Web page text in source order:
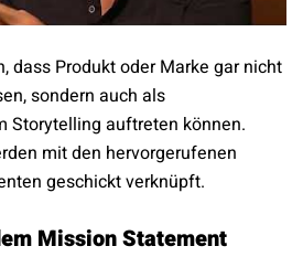
dass Produkt oder Marke gar nicht
sondern auch als
Storytelling auftreten können.
mit den hervorgerufenen
geschickt verknüpft.
Mission Statement